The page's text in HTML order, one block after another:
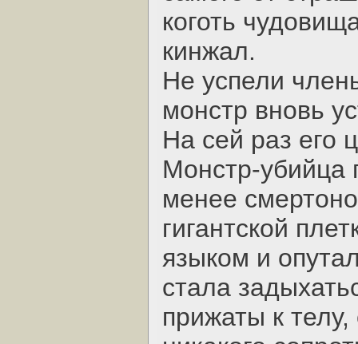
коготь
кинжал.
Не успели
монстр вновь
На сей раз его
Монстр-убийца
менее
гигантской
языком и
стала
прижаты к